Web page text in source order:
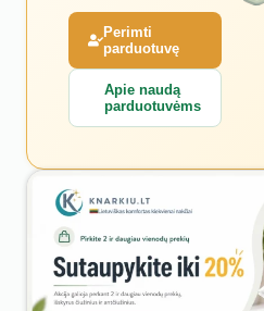
Perimti
parduotuvę
Apie naudą
parduotuvėms